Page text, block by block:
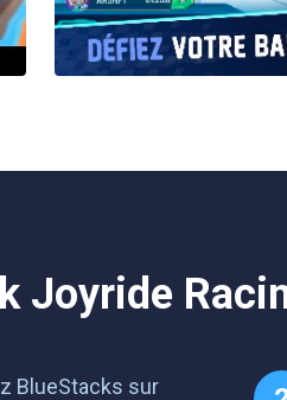
Joyride
BlueStacks sur